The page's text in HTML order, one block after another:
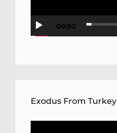
00:00
Exodus From Turkey